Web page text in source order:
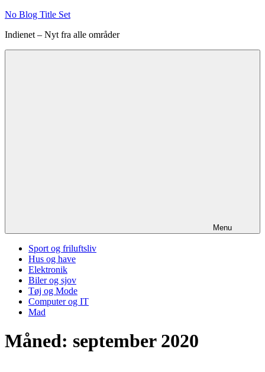
Videre
indhold
No Blog Title Set
Indienet – Nyt fra alle områder
Menu
Sport og friluftsliv
Hus og have
Elektronik
Biler og sjov
Tøj og Mode
Computer og IT
Mad
Måned: september 2020